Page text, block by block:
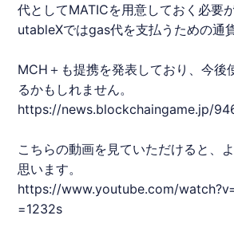
代としてMATICを用意しておく必要
utableXではgas代を支払うための通
MCH＋も提携を発表しており、今後
るかもしれません。
https://news.blockchaingame.jp/
こちらの動画を見ていただけると、
思います。
https://www.youtube.com/
=1232s